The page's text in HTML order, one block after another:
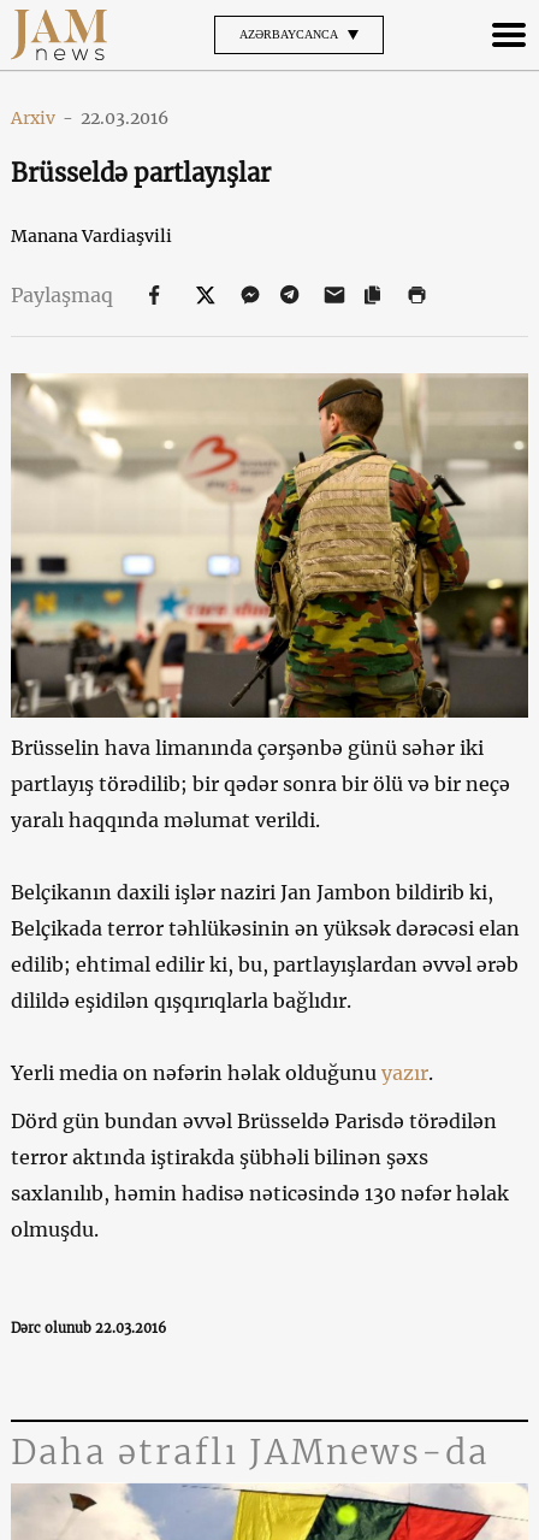
AZƏRBAYCANCA
Arxiv - 22.03.2016
Brüsseldə partlayışlar
Manana Vardiaşvili
Paylaşmaq
Brüsselin hava limanında çərşənbə günü səhər iki
partlayış törədilib; bir qədər sonra bir ölü və bir neçə
yaralı haqqında məlumat verildi.
Belçikanın daxili işlər naziri Jan Jambon bildirib ki,
Belçikada terror təhlükəsinin ən yüksək dərəcəsi elan
edilib; ehtimal edilir ki, bu, partlayışlardan əvvəl ərəb
dilildə eşidilən qışqırıqlarla bağlıdır.
Yerli media on nəfərin həlak olduğunu yazır.
Dörd gün bundan əvvəl Brüsseldə Parisdə törədilən
terror aktında iştirakda şübhəli bilinən şəxs
saxlanılıb, həmin hadisə nəticəsində 130 nəfər həlak
olmuşdu.
Dərc olunub 22.03.2016
Daha ətraflı JAMnews-da